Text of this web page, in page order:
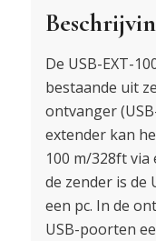
De USB-EXT-
bestaande uit
ontvanger
extender kan
100 m/328ft via
de zender is de
een pc. In de
USB-poorten